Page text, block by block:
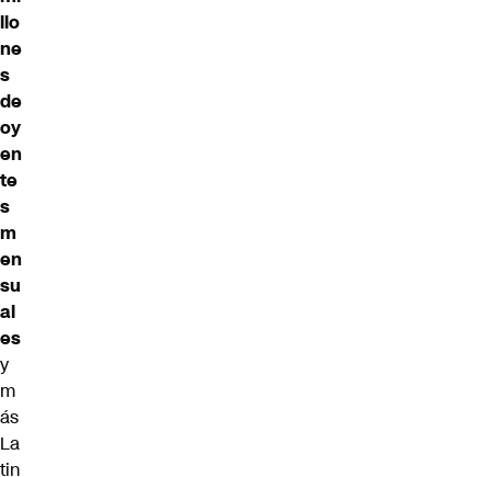
llo
ne
s
de
oy
en
te
s
m
en
su
al
es
y
m
ás
La
tin